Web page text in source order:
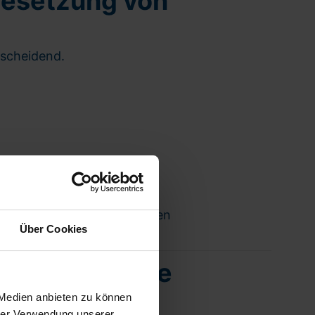
Über Cookies
anbieten zu können
für nachhaltigen
in Hünxe